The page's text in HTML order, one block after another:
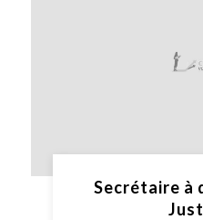
Secrétaire à